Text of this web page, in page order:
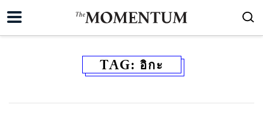
TAG: อิกะ